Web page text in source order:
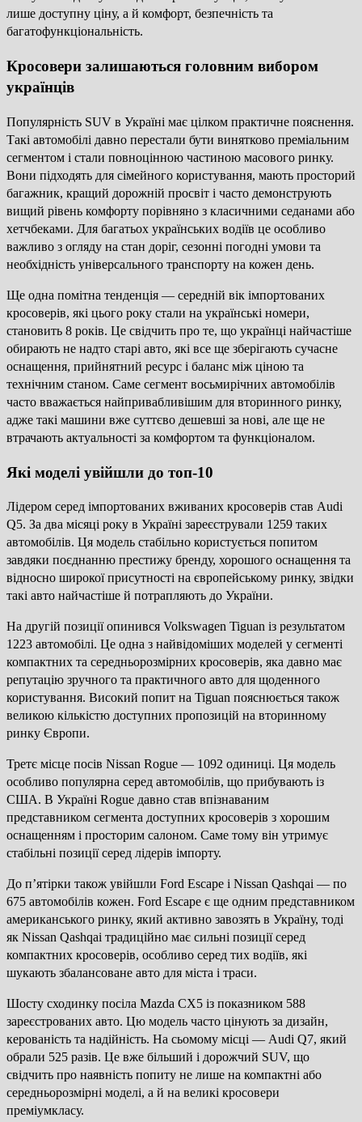
лише доступну ціну, а й комфорт, безпечність та
багатофункціональність.
Кросовери залишаються головним вибором
українців
Популярність SUV в Україні має цілком практичне пояснення.
Такі автомобілі давно перестали бути винятково преміальним
сегментом і стали повноцінною частиною масового ринку.
Вони підходять для сімейного користування, мають просторий
багажник, кращий дорожній просвіт і часто демонструють
вищий рівень комфорту порівняно з класичними седанами або
хетчбеками. Для багатьох українських водіїв це особливо
важливо з огляду на стан доріг, сезонні погодні умови та
необхідність універсального транспорту на кожен день.
Ще одна помітна тенденція — середній вік імпортованих
кросоверів, які цього року стали на українські номери,
становить 8 років. Це свідчить про те, що українці найчастіше
обирають не надто старі авто, які все ще зберігають сучасне
оснащення, прийнятний ресурс і баланс між ціною та
технічним станом. Саме сегмент восьмирічних автомобілів
часто вважається найпривабливішим для вторинного ринку,
адже такі машини вже суттєво дешевші за нові, але ще не
втрачають актуальності за комфортом та функціоналом.
Які моделі увійшли до топ-10
Лідером серед імпортованих вживаних кросоверів став Audi
Q5. За два місяці року в Україні зареєстрували 1259 таких
автомобілів. Ця модель стабільно користується попитом
завдяки поєднанню престижу бренду, хорошого оснащення та
відносно широкої присутності на європейському ринку, звідки
такі авто найчастіше й потрапляють до України.
На другій позиції опинився Volkswagen Tiguan із результатом
1223 автомобілі. Це одна з найвідоміших моделей у сегменті
компактних та середньорозмірних кросоверів, яка давно має
репутацію зручного та практичного авто для щоденного
користування. Високий попит на Tiguan пояснюється також
великою кількістю доступних пропозицій на вторинному
ринку Європи.
Третє місце посів Nissan Rogue — 1092 одиниці. Ця модель
особливо популярна серед автомобілів, що прибувають із
США. В Україні Rogue давно став впізнаваним
представником сегмента доступних кросоверів з хорошим
оснащенням і просторим салоном. Саме тому він утримує
стабільні позиції серед лідерів імпорту.
До п’ятірки також увійшли Ford Escape і Nissan Qashqai — по
675 автомобілів кожен. Ford Escape є ще одним представником
американського ринку, який активно завозять в Україну, тоді
як Nissan Qashqai традиційно має сильні позиції серед
компактних кросоверів, особливо серед тих водіїв, які
шукають збалансоване авто для міста і траси.
Шосту сходинку посіла Mazda CX5 із показником 588
зареєстрованих авто. Цю модель часто цінують за дизайн,
керованість та надійність. На сьомому місці — Audi Q7, який
обрали 525 разів. Це вже більший і дорожчий SUV, що
свідчить про наявність попиту не лише на компактні або
середньорозмірні моделі, а й на великі кросовери
преміумкласу.